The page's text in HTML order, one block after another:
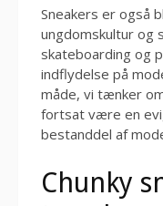
Sneakers er også
ungdomskultur og
skateboarding og
indflydelse på
måde, vi tænker
fortsat være en
bestanddel af
Chunky